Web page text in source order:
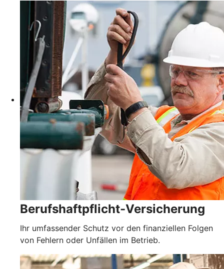
Berufshaftpflicht-Versicherung
Ihr umfassender Schutz vor den finanziellen Folgen
von Fehlern oder Unfällen im Betrieb.